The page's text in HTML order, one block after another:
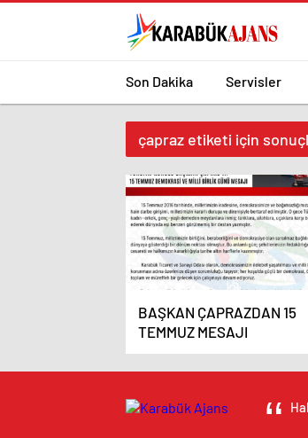
Son Dakika Servisler
çapraz etiketi için
BAŞKAN ÇAPRAZDAN 15
TEMMUZ MESAJI